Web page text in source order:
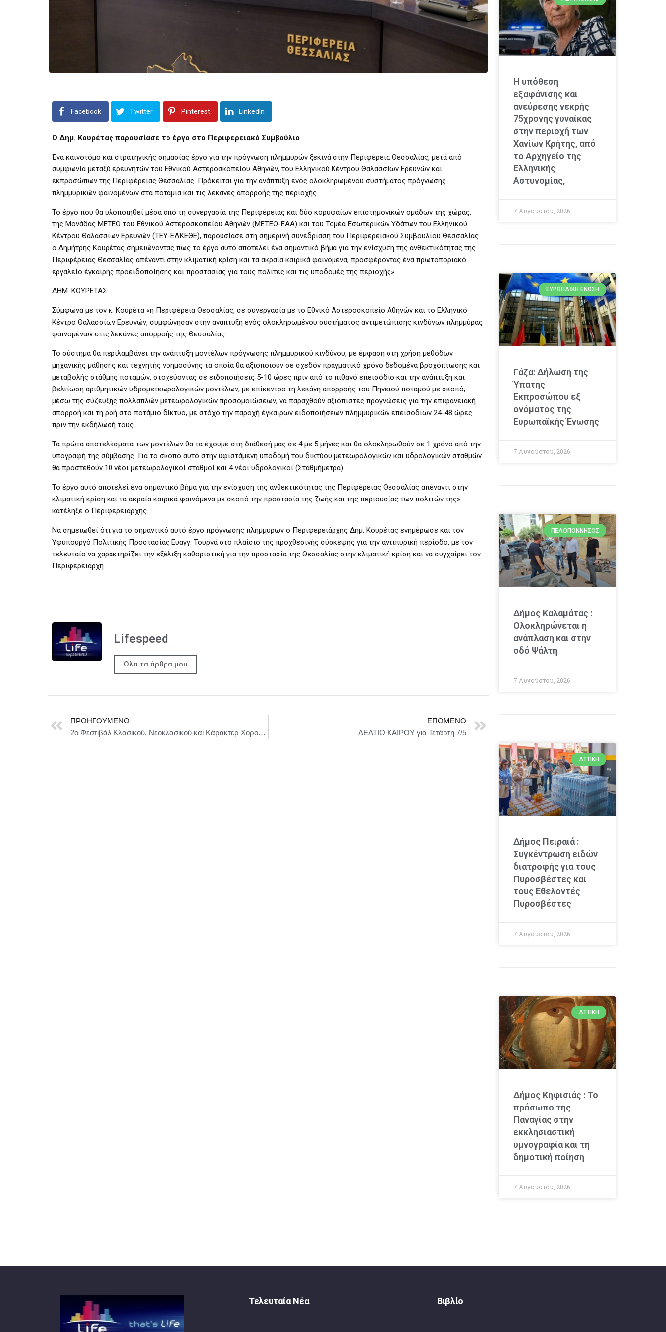
Facebook Twitter Pinterest LinkedIn
Ο Δημ. Κουρέτας παρουσίασε το έργο στο Περιφερειακό Συμβούλιο
Ένα καινοτόμο και στρατηγικής σημασίας έργο για την πρόγνωση πλημμυρών ξεκινά στην Περιφέρεια Θεσσαλίας, μετά από
συμφωνία μεταξύ ερευνητών του Εθνικού Αστεροσκοπείου Αθηνών, του Ελληνικού Κέντρου Θαλασσίων Ερευνών και
εκπροσώπων της Περιφέρειας Θεσσαλίας. Πρόκειται για την ανάπτυξη ενός ολοκληρωμένου συστήματος πρόγνωσης
πλημμυρικών φαινομένων στα ποτάμια και τις λεκάνες απορροής της περιοχής.
Το έργο που θα υλοποιηθεί μέσα από τη συνεργασία της Περιφέρειας και δύο κορυφαίων επιστημονικών ομάδων της χώρας:
της Μονάδας ΜΕΤΕΟ του Εθνικού Αστεροσκοπείου Αθηνών (ΜΕΤΕΟ-ΕΑΑ) και του Τομέα Εσωτερικών Υδάτων του Ελληνικού
Κέντρου Θαλασσίων Ερευνών (ΤΕΥ-ΕΛΚΕΘΕ), παρουσίασε στη σημερινή συνεδρίαση του Περιφερειακού Συμβουλίου Θεσσαλίας
ο Δημήτρης Κουρέτας σημειώνοντας πως το έργο αυτό αποτελεί ένα σημαντικό βήμα για την ενίσχυση της ανθεκτικότητας της
Περιφέρειας Θεσσαλίας απέναντι στην κλιματική κρίση και τα ακραία καιρικά φαινόμενα, προσφέροντας ένα πρωτοποριακό
εργαλείο έγκαιρης προειδοποίησης και προστασίας για τους πολίτες και τις υποδομές της περιοχής».
ΔΗΜ. ΚΟΥΡΕΤΑΣ
Σύμφωνα με τον κ. Κουρέτα «η Περιφέρεια Θεσσαλίας, σε συνεργασία με το Εθνικό Αστεροσκοπείο Αθηνών και το Ελληνικό
Κέντρο Θαλασσίων Ερευνών, συμφώνησαν στην ανάπτυξη ενός ολοκληρωμένου συστήματος αντιμετώπισης κινδύνων πλημμύρας
φαινομένων στις λεκάνες απορροής της Θεσσαλίας.
Το σύστημα θα περιλαμβάνει την ανάπτυξη μοντέλων πρόγνωσης πλημμυρικού κινδύνου, με έμφαση στη χρήση μεθόδων
μηχανικής μάθησης και τεχνητής νοημοσύνης τα οποία θα αξιοποιούν σε σχεδόν πραγματικό χρόνο δεδομένα βροχόπτωσης και
μεταβολής στάθμης ποταμών, στοχεύοντας σε ειδοποιήσεις 5-10 ώρες πριν από το πιθανό επεισόδιο και την ανάπτυξη και
βελτίωση αριθμητικών υδρομετεωρολογικών μοντέλων, με επίκεντρο τη λεκάνη απορροής του Πηνειού ποταμού με σκοπό,
μέσω της σύζευξης πολλαπλών μετεωρολογικών προσομοιώσεων, να παραχθούν αξιόπιστες προγνώσεις για την επιφανειακή
απορροή και τη ροή στο ποτάμιο δίκτυο, με στόχο την παροχή έγκαιρων ειδοποιήσεων πλημμυρικών επεισοδίων 24-48 ώρες
πριν την εκδήλωσή τους.
Τα πρώτα αποτελέσματα των μοντέλων θα τα έχουμε στη διάθεσή μας σε 4 με 5 μήνες και θα ολοκληρωθούν σε 1 χρόνο από την
υπογραφή της σύμβασης. Για το σκοπό αυτό στην υφιστάμενη υποδομή του δικτύου μετεωρολογικών και υδρολογικών σταθμών
θα προστεθούν 10 νέοι μετεωρολογικοί σταθμοί και 4 νέοι υδρολογικοί (Σταθμήμετρα).
Το έργο αυτό αποτελεί ένα σημαντικό βήμα για την ενίσχυση της ανθεκτικότητας της Περιφέρειας Θεσσαλίας απέναντι στην
κλιματική κρίση και τα ακραία καιρικά φαινόμενα με σκοπό την προστασία της ζωής και της περιουσίας των πολιτών της»
κατέληξε ο Περιφερειάρχης.
Να σημειωθεί ότι για το σημαντικό αυτό έργο πρόγνωσης πλημμυρών ο Περιφερειάρχης Δημ. Κουρέτας ενημέρωσε και τον
Υφυπουργό Πολιτικής Προστασίας Ευαγγ. Τουρνά στο πλαίσιο της προχθεσινής σύσκεψης για την αντιπυρική περίοδο, με τον
τελευταίο να χαρακτηρίζει την εξέλιξη καθοριστική για την προστασία της Θεσσαλίας στην κλιματική κρίση και να συγχαίρει τον
Περιφερειάρχη.
Lifespeed
Όλα τα άρθρα μου
ΠΡΟΗΓΟΎΜΕΝΟ
2ο Φεστιβάλ Κλασικού, Νεοκλασικού και Κάρακτερ Χορού στις 17, 18 & 19 Μαΐου στο Ολύμπια Δημοτικό Μουσικό Θέατρο “Μαρία Κάλλας”
ΕΠΌΜΕΝΟ
ΔΕΛΤΙΟ ΚΑΙΡΟΥ για Τετάρτη 7/5
Η υπόθεση
εξαφάνισης και
ανεύρεσης νεκρής
75χρονης γυναίκας
στην περιοχή των
Χανίων Κρήτης, από
το Αρχηγείο της
Ελληνικής
Αστυνομίας,
7 Αυγούστου, 2026
ΕΥΡΩΠΑΪΚΉ ΈΝΩΣΗ
Γάζα: Δήλωση της
Ύπατης
Εκπροσώπου εξ
ονόματος της
Ευρωπαϊκής Ένωσης
7 Αυγούστου, 2026
ΠΕΛΟΠΌΝΝΗΣΟΣ
Δήμος Καλαμάτας :
Ολοκληρώνεται η
ανάπλαση και στην
οδό Ψάλτη
7 Αυγούστου, 2026
ΑΤΤΙΚΉ
Δήμος Πειραιά :
Συγκέντρωση ειδών
διατροφής για τους
Πυροσβέστες και
τους Εθελοντές
Πυροσβέστες
7 Αυγούστου, 2026
ΑΤΤΙΚΉ
Δήμος Κηφισιάς : Το
πρόσωπο της
Παναγίας στην
εκκλησιαστική
υμνογραφία και τη
δημοτική ποίηση
7 Αυγούστου, 2026
Τελευταία Νέα Βιβλίο